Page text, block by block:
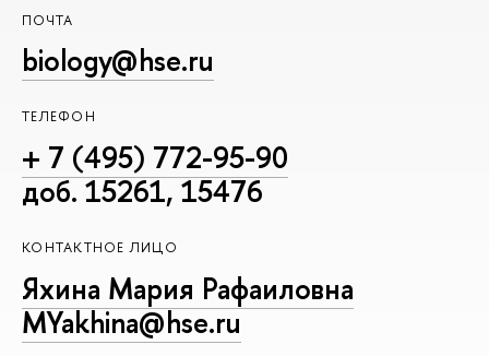
ПОЧТА
biology@hse.ru
ТЕЛЕФОН
+ 7 (495) 772-95-90
доб. 15261, 15476
КОНТАКТНОЕ ЛИЦО
Яхина Мария Рафаиловна
MYakhina@hse.ru